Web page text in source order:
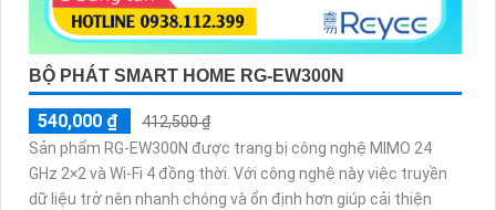
BỘ PHÁT SMART HOME RG-EW300N
540,000 ₫
412,500 ₫
Sản phẩm RG-EW300N được trang bị công nghệ MIMO 24
GHz 2×2 và Wi-Fi 4 đồng thời. Với công nghệ này việc truyền
dữ liệu trở nên nhanh chóng và ổn định hơn giúp cải thiện